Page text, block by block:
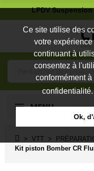
Ce site utilise des
votre
continuant à
consentez à
conformément
Ok,
LPDV Suspension
MENU
VTT
Kit piston Bomber CR